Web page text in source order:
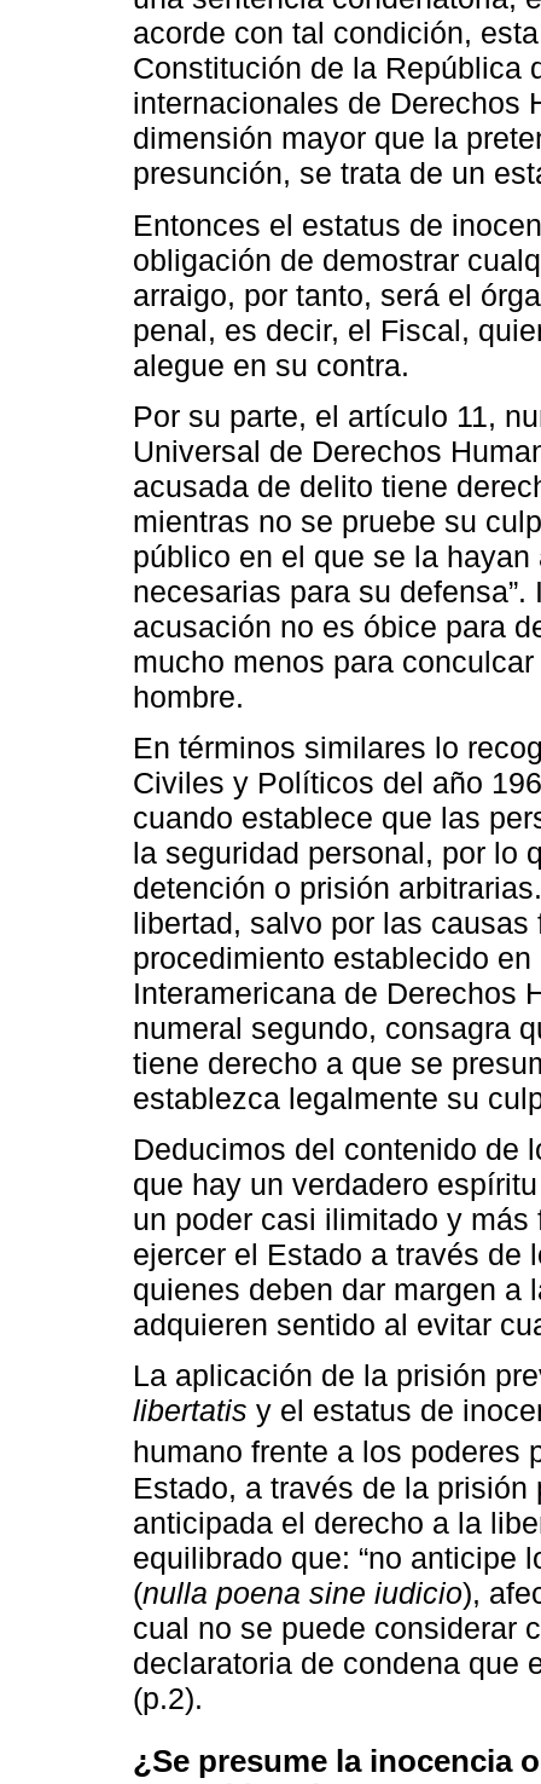
acorde con tal condición,
Constitución de la República
internacionales de Derechos
dimensión mayor que la
presunción, se trata de un
Entonces el estatus de
obligación de demostrar
arraigo, por tanto, será el
penal, es decir, el Fiscal,
alegue en su contra.
Por su parte, el artículo 11,
Universal de Derechos
acusada de delito tiene
mientras no se pruebe su
público en el que se la
necesarias para su
acusación no es óbice para
mucho menos para
hombre.
En términos similares lo
Civiles y Políticos del año
cuando establece que las
la seguridad personal, por lo
detención o prisión
libertad, salvo por las
procedimiento establecido
Interamericana de Derechos
numeral segundo, consagra
tiene derecho a que se
establezca legalmente su
Deducimos del contenido de
que hay un verdadero
un poder casi ilimitado y
ejercer el Estado a través de
quienes deben dar margen a
adquieren sentido al evitar
La aplicación de la prisión
libertatis y el estatus de
humano frente a los poderes
Estado, a través de la
anticipada el derecho a la
equilibrado que: “no anticipe
(nulla poena sine iudicio),
cual no se puede considerar
declaratoria de condena que
(p.2).
¿Se presume la inocencia